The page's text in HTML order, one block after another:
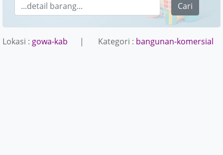
Cari
Lokasi : gowa-kab | Kategori : bangunan-komersial